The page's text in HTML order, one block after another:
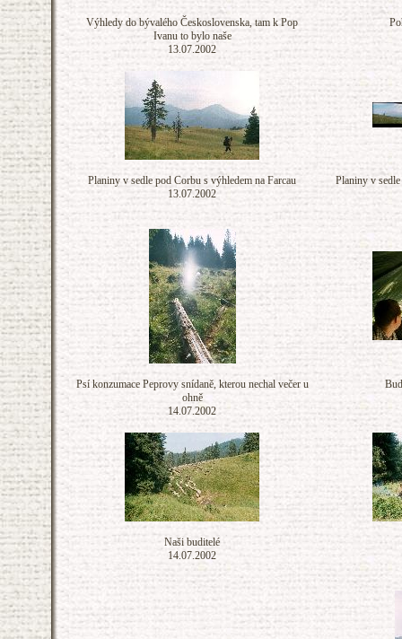
Výhledy do bývalého Československa, tam k Pop
Ivanu to bylo naše
13.07.2002
Planiny v sedle pod Corbu s výhledem na Farcau
13.07.2002
Planiny v
Psí konzumace Peprovy snídaně, kterou nechal večer u
ohně
14.07.2002
Naši buditelé
14.07.2002